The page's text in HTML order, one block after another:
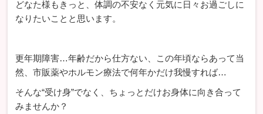
どなた様もきっと、体調の不安なく元気に日々お過ごしに
なりたいことと思います。
更年期障害…年齢だから仕方ない、この年頃ならあって当
然、市販薬やホルモン療法で何年かだけ我慢すれば…
そんな“受け身”でなく、ちょっとだけお身体に向き合って
みませんか？